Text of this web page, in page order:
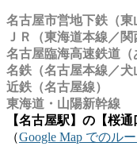
名古屋市営地下鉄（東
ＪＲ（東海道本線／関
名古屋臨海高速鉄道（
名鉄（名古屋本線／犬
近鉄（名古屋線）
東海道・山陽新幹線
【名古屋駅】の【桜通
（Google Map でのル